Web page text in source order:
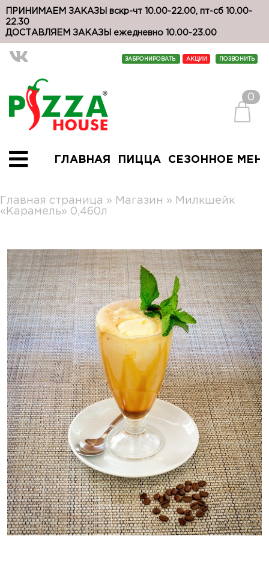
ПРИНИМАЕМ ЗАКАЗЫ вскр-чт 10.00-22.00, пт-сб 10.00-
22.30
ДОСТАВЛЯЕМ ЗАКАЗЫ ежедневно 10.00-23.00
ЗАБРОНИРОВАТЬ АКЦИИ ПОЗВОНИТЬ
0
ГЛАВНАЯ ПИЦЦА СЕЗОННОЕ
Главная страница » Магазин » Милкшейк
«Карамель» 0,460л